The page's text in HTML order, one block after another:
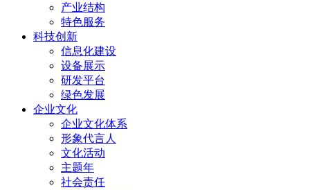
产业结构
特色服务
科技创新
信息化建设
设备展示
研发平台
绿色发展
企业文化
企业文化体系
形象代言人
文化活动
主题年
社会责任